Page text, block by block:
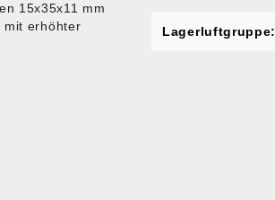
15x35x11 mm
mit erhöhter
Lagerluftgruppe: